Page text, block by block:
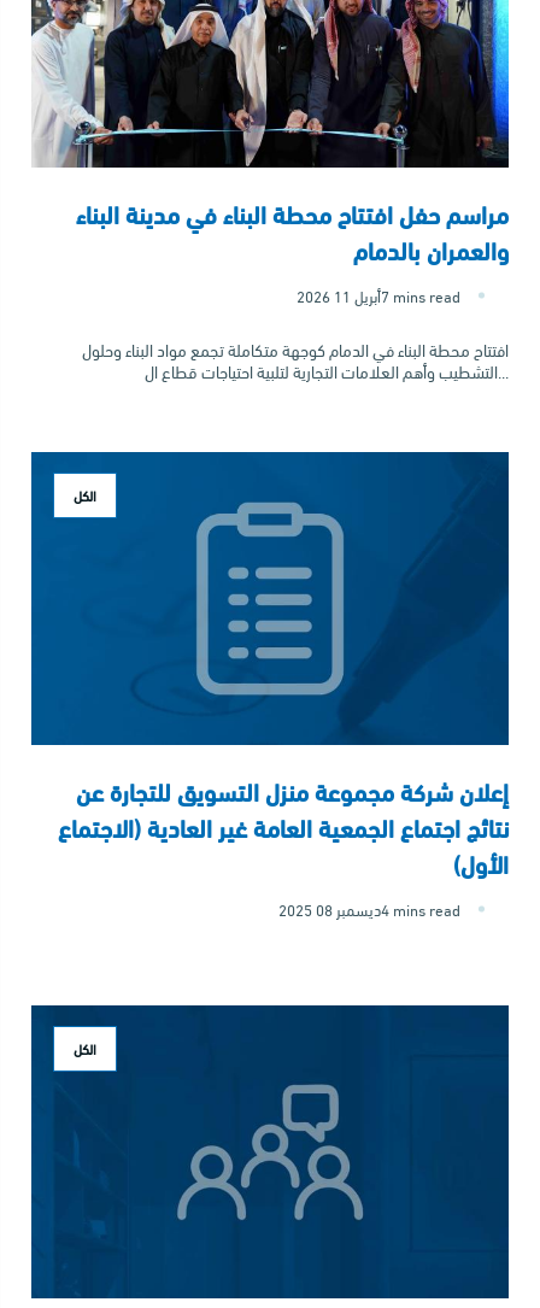
مراسم حفل افتتاح محطة البناء في مدينة البناء
والعمران بالدمام
2026 أبريل 117 mins read
افتتاح محطة البناء في الدمام كوجهة متكاملة تجمع مواد البناء وحلول
التشطيب وأهم العلامات التجارية لتلبية احتياجات قطاع ال...
الكل
إعلان شركة مجموعة منزل التسويق للتجارة عن
نتائج اجتماع الجمعية العامة غير العادية (الاجتماع
الأول)
2025 ديسمبر 084 mins read
الكل